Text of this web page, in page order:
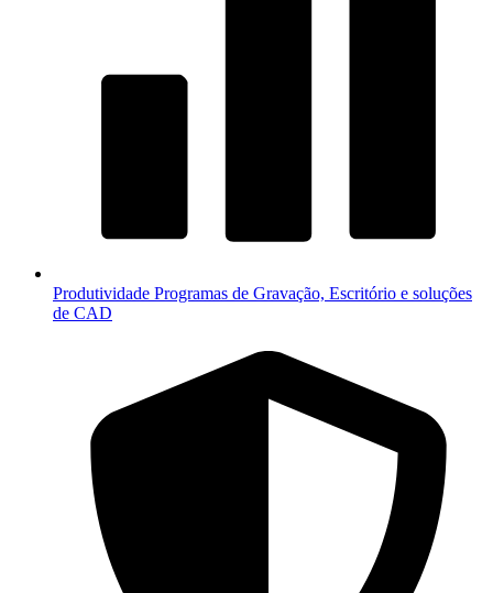
Produtividade Programas de Gravação, Escritório e soluções
de CAD